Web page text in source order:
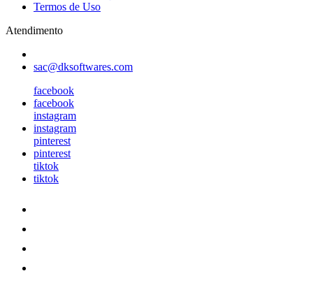
Termos de Uso
Atendimento
sac@dksoftwares.com
facebook
facebook
instagram
instagram
pinterest
pinterest
tiktok
tiktok